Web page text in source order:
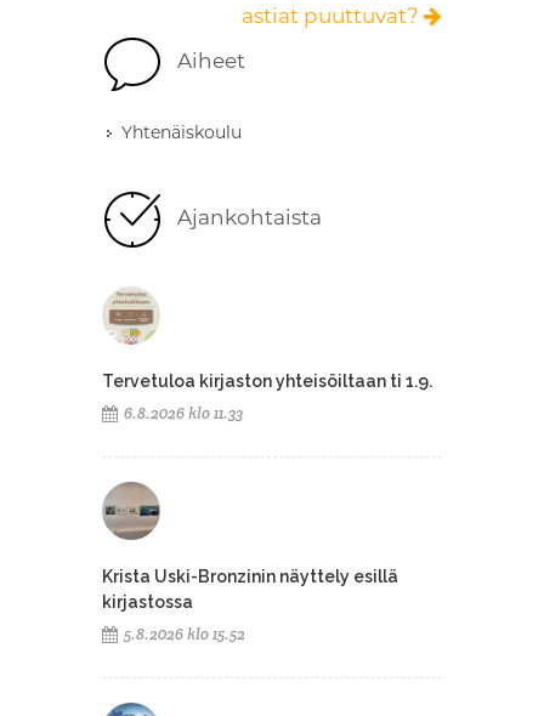
astiat puuttuvat?
Aiheet
Yhtenäiskoulu
Ajankohtaista
Tervetuloa kirjaston yhteisöiltaan ti 1.9.
6.8.2026 klo 11.33
Krista Uski-Bronzinin näyttely esillä
kirjastossa
5.8.2026 klo 15.52